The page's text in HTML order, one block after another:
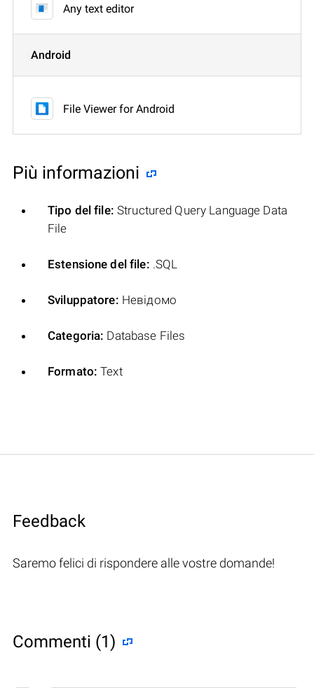
Any text editor
Android
File Viewer for Android
Più informazioni
Tipo del file: Structured Query Language Data
File
Estensione del file: .SQL
Sviluppatore: Невідомо
Categoria: Database Files
Formato: Text
Feedback
Saremo felici di rispondere alle vostre domande!
Commenti (1)